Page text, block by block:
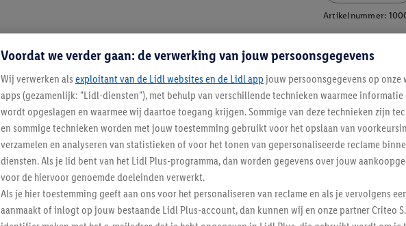
Artikelnummer:
Voordat we verder gaan: de verwerking van jouw persoonsgegevens
Wij verwerken als exploitant van de Lidl websites en de Lidl app jouw persoonsgegevens op onze
apps (gezamenlijk: "Lidl-diensten"), met behulp van verschillende technieken waarmee
wordt opgeslagen en waarmee wij daartoe toegang krijgen. Sommige van deze technieken zijn
en sommige technieken worden met jouw toestemming gebruikt voor het opslaan van
verzamelen en analyseren van statistieken of voor het tonen van gepersonaliseerde reclame
diensten. Als je lid bent van het Lidl Plus-programma, dan worden gegevens over jouw
voor de hiervoor genoemde doeleinden verwerkt.
Als je hier toestemming geeft aan ons voor het personaliseren van reclame en als je vervolgens
aanmaakt of inlogt op jouw bestaande Lidl Plus-account, dan kunnen wij en onze partner Criteo